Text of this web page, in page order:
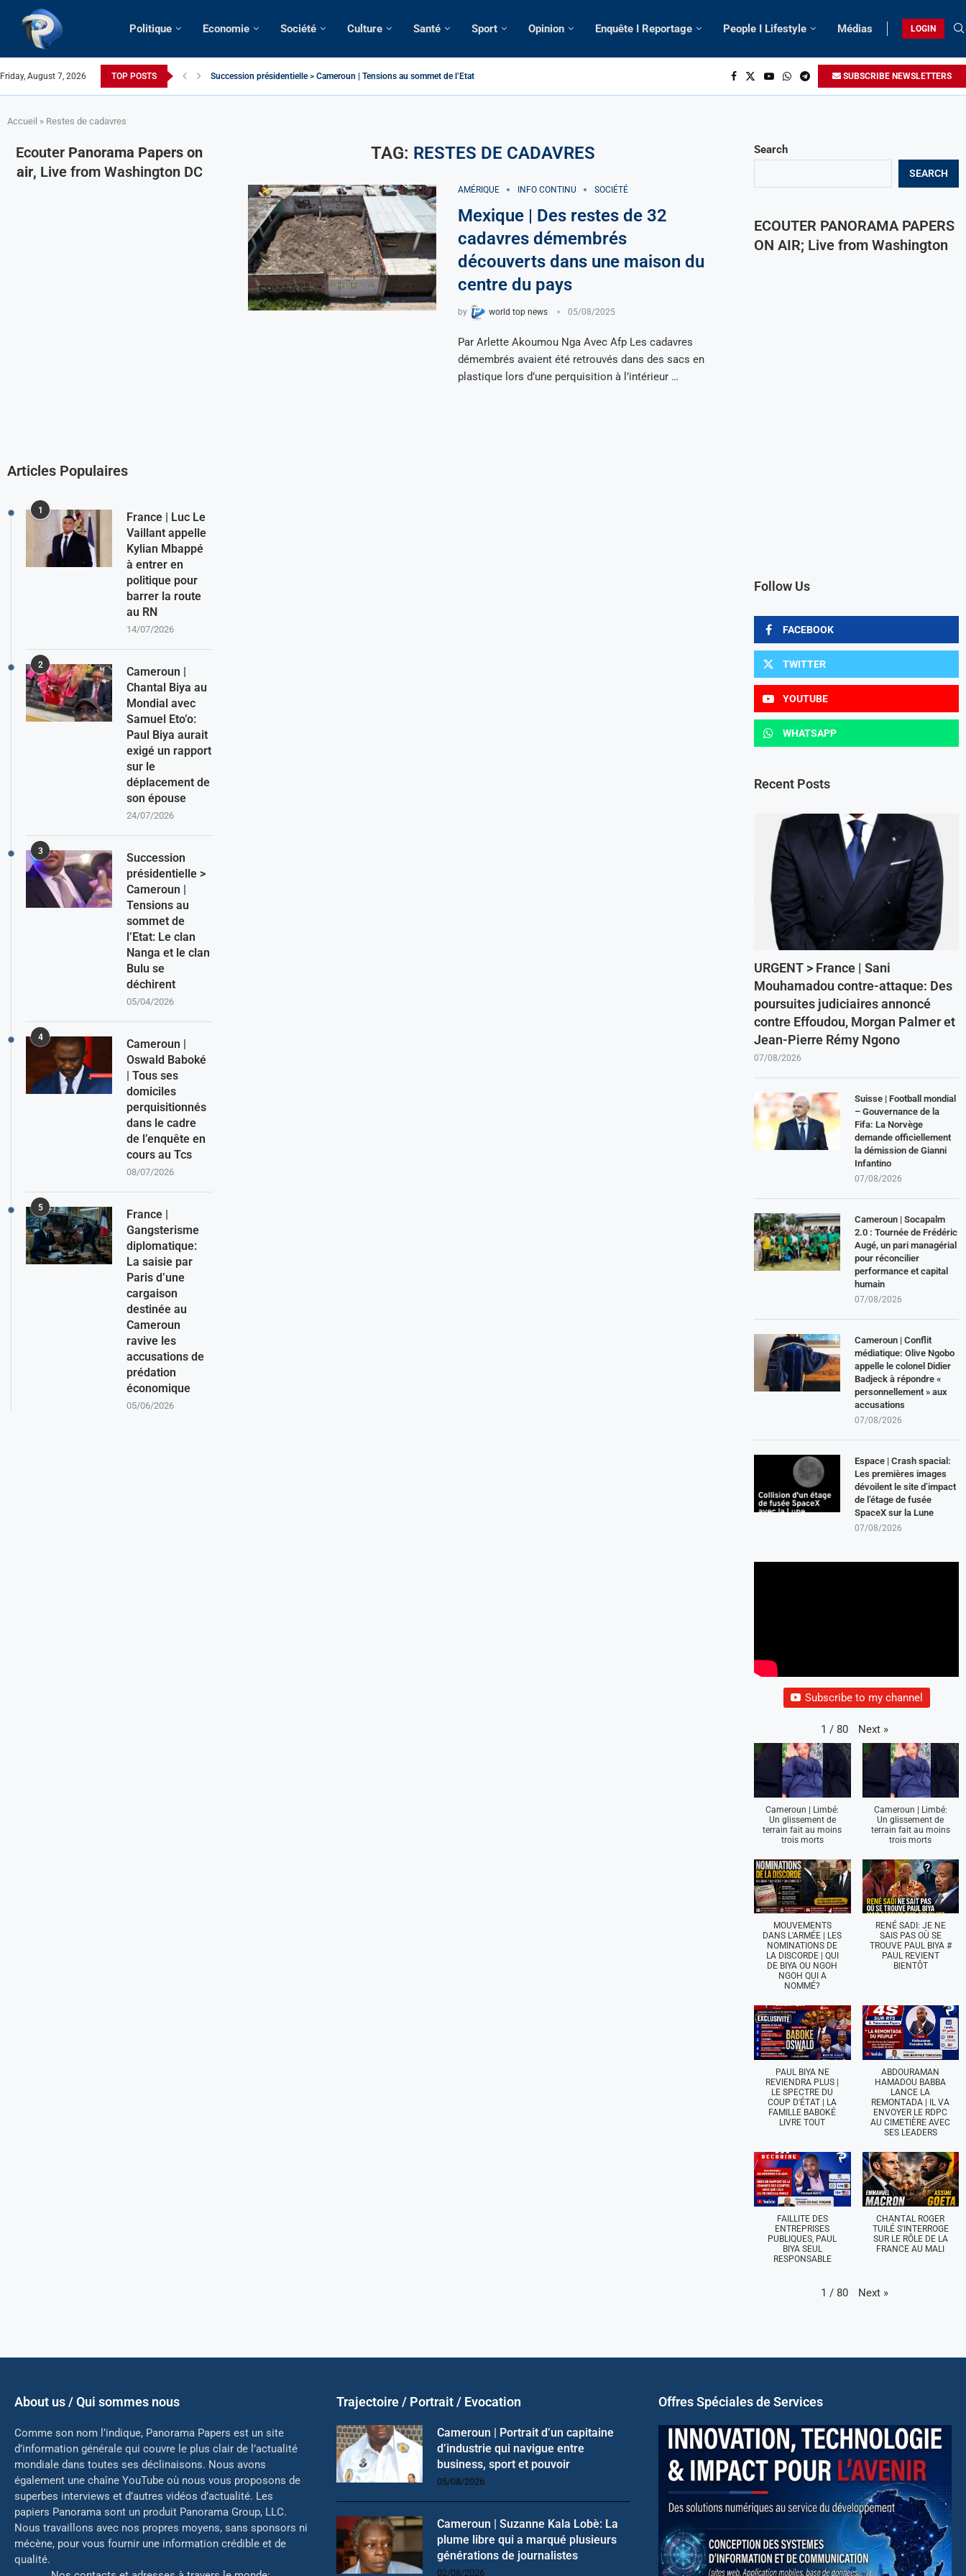
Politique Economie Société Culture Santé Sport Opinion Enquête I Reportage People I Lifestyle Médias LOGIN
Friday, August 7, 2026 TOP POSTS Succession présidentielle > Cameroun | Tensions au sommet de l’Etat: Le... SUBSCRIBE NEWSLETTERS
Accueil » Restes de cadavres
TAG: RESTES DE CADAVRES
AMÉRIQUE INFO CONTINU SOCIÉTÉ
Mexique | Des restes de 32
cadavres démembrés
découverts dans une maison du
centre du pays
by world top news 05/08/2025
Par Arlette Akoumou Nga Avec Afp Les cadavres
démembrés avaient été retrouvés dans des sacs en
plastique lors d’une perquisition à l’intérieur …
Search
SEARCH
ECOUTER PANORAMA PAPERS
ON AIR; Live from Washington
Follow Us
FACEBOOK
TWITTER
YOUTUBE
WHATSAPP
Recent Posts
URGENT > France | Sani
Mouhamadou contre-attaque: Des
poursuites judiciaires annoncé
contre Effoudou, Morgan Palmer et
Jean-Pierre Rémy Ngono
07/08/2026
Suisse | Football mondial
– Gouvernance de la
Fifa: La Norvège
demande officiellement
la démission de Gianni
Infantino
07/08/2026
Cameroun | Socapalm
2.0 : Tournée de Frédéric
Augé, un pari managérial
pour réconcilier
performance et capital
humain
07/08/2026
Cameroun | Conflit
médiatique: Olive Ngobo
appelle le colonel Didier
Badjeck à répondre «
personnellement » aux
accusations
07/08/2026
Espace | Crash spacial:
Les premières images
dévoilent le site d’impact
de l’étage de fusée
SpaceX sur la Lune
07/08/2026
Subscribe to my channel
1 / 80 Next »
Cameroun | Limbé:
Un glissement de
terrain fait au moins
trois morts
Cameroun | Limbé:
Un glissement de
terrain fait au moins
trois morts
MOUVEMENTS
DANS L'ARMÉE | LES
NOMINATIONS DE
LA DISCORDE | QUI
DE BIYA OU NGOH
NGOH QUI A
NOMMÉ?
RENÉ SADI: JE NE
SAIS PAS OÙ SE
TROUVE PAUL BIYA #
PAUL REVIENT
BIENTÔT
PAUL BIYA NE
REVIENDRA PLUS |
LE SPECTRE DU
COUP D'ÉTAT | LA
FAMILLE BABOKÉ
LIVRE TOUT
ABDOURAMAN
HAMADOU BABBA
LANCE LA
REMONTADA | IL VA
ENVOYER LE RDPC
AU CIMETIÈRE AVEC
SES LEADERS
FAILLITE DES
ENTREPRISES
PUBLIQUES, PAUL
BIYA SEUL
RESPONSABLE
CHANTAL ROGER
TUILÉ S'INTERROGE
SUR LE RÔLE DE LA
FRANCE AU MALI
1 / 80 Next »
Ecouter Panorama Papers on
air, Live from Washington DC
Articles Populaires
1
France | Luc Le
Vaillant appelle
Kylian Mbappé
à entrer en
politique pour
barrer la route
au RN
14/07/2026
2
Cameroun |
Chantal Biya au
Mondial avec
Samuel Eto’o:
Paul Biya aurait
exigé un rapport
sur le
déplacement de
son épouse
24/07/2026
3
Succession
présidentielle >
Cameroun |
Tensions au
sommet de
l’Etat: Le clan
Nanga et le clan
Bulu se
déchirent
05/04/2026
4
Cameroun |
Oswald Baboké
| Tous ses
domiciles
perquisitionnés
dans le cadre
de l’enquête en
cours au Tcs
08/07/2026
5
France |
Gangsterisme
diplomatique:
La saisie par
Paris d’une
cargaison
destinée au
Cameroun
ravive les
accusations de
prédation
économique
05/06/2026
About us / Qui sommes nous
Comme son nom l’indique, Panorama Papers est un site
d’information générale qui couvre le plus clair de l’actualité
mondiale dans toutes ses déclinaisons. Nous avons
également une chaîne YouTube où nous vous proposons de
superbes interviews et d’autres vidéos d’actualité. Les
papiers Panorama sont un produit Panorama Group, LLC.
Nous travaillons avec nos propres moyens, sans sponsors ni
mécène, pour vous fournir une information crédible et de
qualité.
Trajectoire / Portrait / Evocation
Cameroun | Portrait d’un capitaine
d’industrie qui navigue entre
business, sport et pouvoir
05/08/2026
Cameroun | Suzanne Kala Lobè: La
plume libre qui a marqué plusieurs
générations de journalistes
02/08/2026
Offres Spéciales de Services